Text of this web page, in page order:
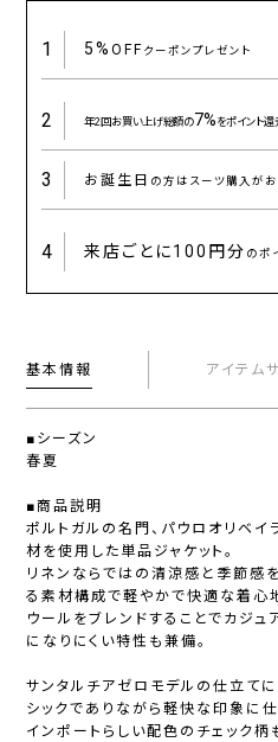
1 5%OFFクーポンプレゼント
2 年2回お買い上げ総額の7%をポイント還
3 お誕生日 の方はスーツ購入が
4 来店ごとに100円分 のポ
基本情報 アイテム
■シーズン
春夏
■商品説明
ポルトガルの名門、パウロオリベイ
材を使用した単品ジャケット。
リネンならではの清涼感と季節感
る素材構成で軽やかで快適な着心
ウールをブレンドすることでカジュ
になりにくい特性も兼備。
サンタルチアゼロモデルの仕立てに
シックでありながら軽快な印象に仕
インポートらしい配色のチェック